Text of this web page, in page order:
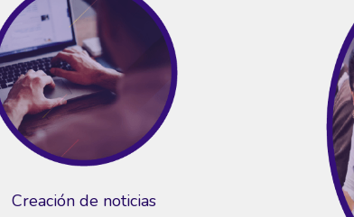
Creación de noticias